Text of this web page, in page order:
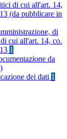
di cui all'art. 14,
(da pubblicare in
di
cui all'art. 14, co.
1
da
dei dati 1